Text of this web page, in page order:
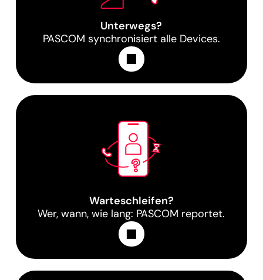
Unterwegs?
PASCOM synchronisiert alle Devices.
Learn More
Warteschleifen?
Wer, wann, wie lang: PASCOM reportet.
Learn More